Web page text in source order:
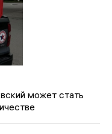
может стать